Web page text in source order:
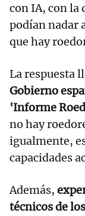
con IA, con la
podían nadar
que hay
La respuesta
Gobierno
'Informe
no hay
igualmente,
capacidades
Además,
técnicos de